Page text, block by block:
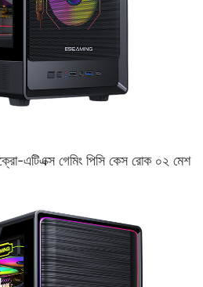
এটিএক্স গেমিং পিসি কেস রোক ০২ মেশ